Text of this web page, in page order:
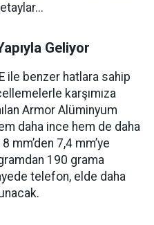
Geliyor
ile benzer hatlara sahip
karşımıza
Armor Alüminyum
daha ince hem de daha
mm’den 7,4 mm’ye
190 grama
telefon, elde daha